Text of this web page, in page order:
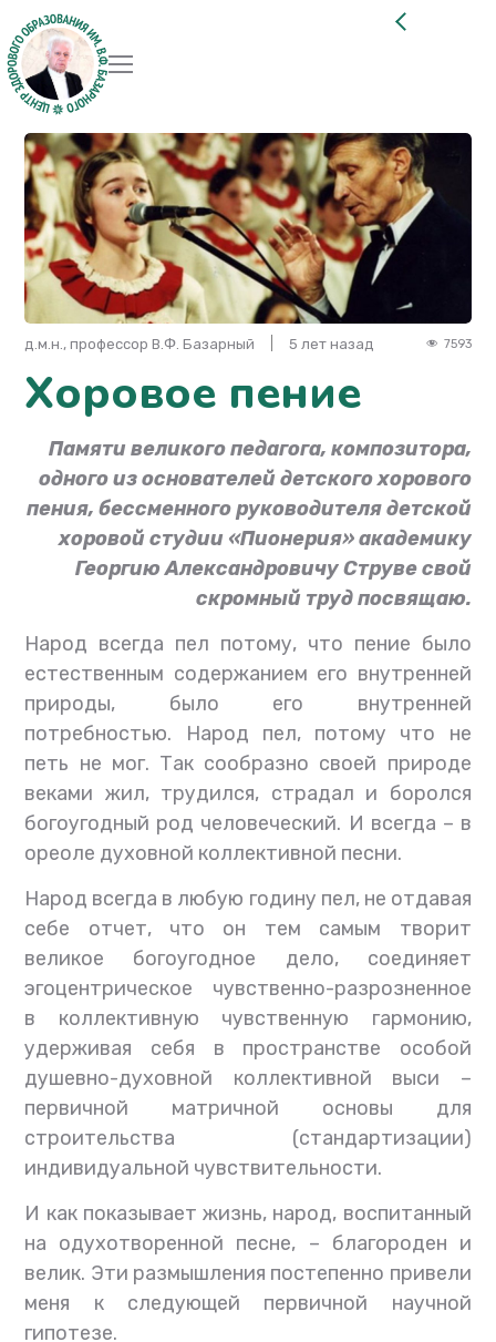
д.м.н., профессор В.Ф. Базарный 5 лет назад 7593
Хоровое пение
Памяти великого педагога, композитора,
одного из основателей детского хорового
пения, бессменного руководителя детской
хоровой студии «Пионерия» академику
Георгию Александровичу Струве свой
скромный труд посвящаю.
Народ всегда пел потому, что пение было
естественным содержанием его внутренней
природы, было его внутренней
потребностью. Народ пел, потому что не
петь не мог. Так сообразно своей природе
веками жил, трудился, страдал и боролся
богоугодный род человеческий. И всегда – в
ореоле духовной коллективной песни.
Народ всегда в любую годину пел, не отдавая
себе отчет, что он тем самым творит
великое богоугодное дело, соединяет
эгоцентрическое чувственно-разрозненное
в коллективную чувственную гармонию,
удерживая себя в пространстве особой
душевно-духовной коллективной выси –
первичной матричной основы для
строительства (стандартизации)
индивидуальной чувствительности.
И как показывает жизнь, народ, воспитанный
на одухотворенной песне, – благороден и
велик. Эти размышления постепенно привели
меня к следующей первичной научной
гипотезе.